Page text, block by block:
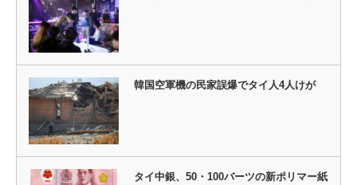
韓国空軍機の民家誤爆でタイ人4人けが
タイ中銀、50・100バーツの新ポリマー紙